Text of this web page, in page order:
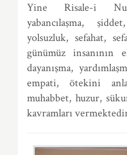
Yine Risale-i
yabancılaşma,
yolsuzluk, sefahat,
günümüz
dayanışma,
empati, ötekini
muhabbet, huzur,
kavramları